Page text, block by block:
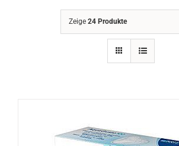
Zeige 24 Produkte